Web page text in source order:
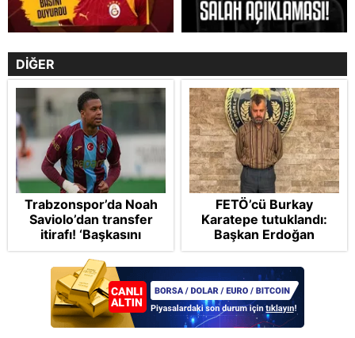
DİĞER
Trabzonspor’da Noah
Saviolo’dan transfer
itirafı! ‘Başkasını
izlemeye geldi’
FETÖ’cü Burkay
Karatepe tutuklandı:
Başkan Erdoğan
şikayetçi oldu